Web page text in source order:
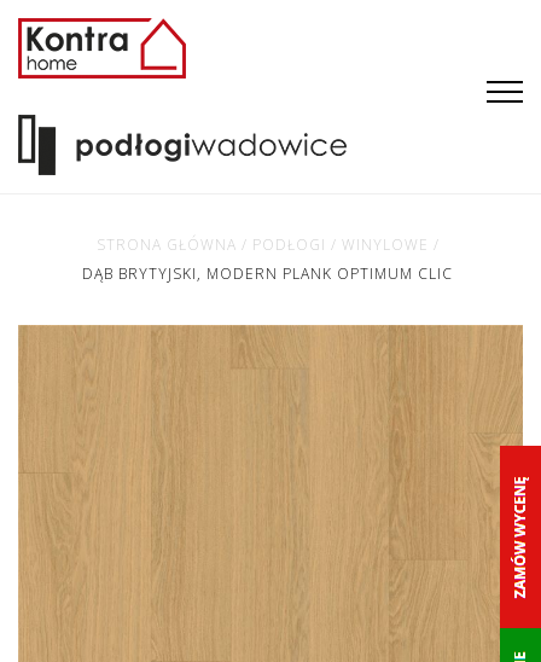
STRONA GŁÓWNA / PODŁOGI / WINYLOWE /
DĄB BRYTYJSKI, MODERN PLANK OPTIMUM CLIC